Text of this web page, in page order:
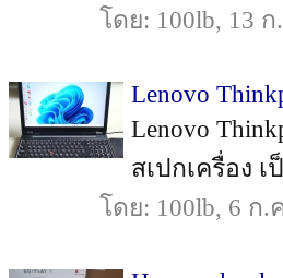
โดย: 100lb, 13 ก
Lenovo
Lenovo
สเปกเครื่อง เ
โดย: 100lb, 6 ก.